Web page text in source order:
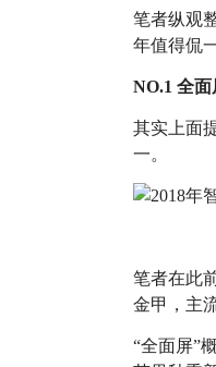
笔者纵观
年值得侃
NO.1 全
其实上面
一。
笔者在此
金甲，主
“全面屏”